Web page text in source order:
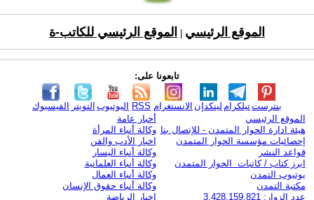
الموقع الرئيسي الموقع الرئيسي للكاتب-ة
تابعونا على:
الفيسبوك التويتر اليوتيوب RSS الانستغرام لينكدإن تيلكرامبنترست
الموقع الرئيسي
هيئة ادارة الحوار المتمدن - للإتصال بنا
إحصائيات مؤسسة الحوار المتمدن
قواعد النشر
ابرز كتاب / كاتبات الحوار المتمدن
يوتيوب التمدن
مكتبة التمدن
عدد الزوار: 3,428,159,821
أخبار عامة
وكالة أنباء المرأة
اخبار الأدب والفن
وكالة أنباء اليسار
وكالة أنباء العلمانية
وكالة أنباء العمال
وكالة أنباء حقوق الإنسان
اخبار الرياضة